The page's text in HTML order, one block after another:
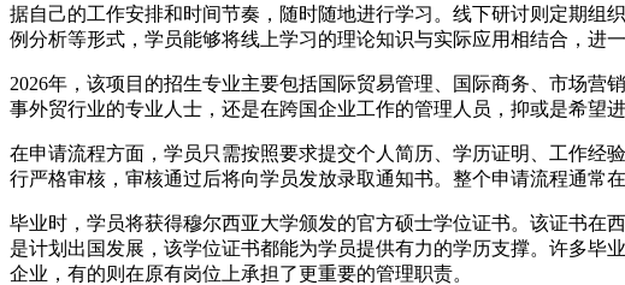
据自己的工作安排和时间节奏，随时随地进行学习。线下研讨则定期组
例分析等形式，学员能够将线上学习的理论知识与实际应用相结合，进
2026年，该项目的招生专业主要包括国际贸易管理、国际商务、市场
事外贸行业的专业人士，还是在跨国企业工作的管理人员，抑或是希望
在申请流程方面，学员只需按照要求提交个人简历、学历证明、工作经
行严格审核，审核通过后将向学员发放录取通知书。整个申请流程通常
毕业时，学员将获得穆尔西亚大学颁发的官方硕士学位证书。该证书在
是计划出国发展，该学位证书都能为学员提供有力的学历支撑。许多
企业，有的则在原有岗位上承担了更重要的管理职责。